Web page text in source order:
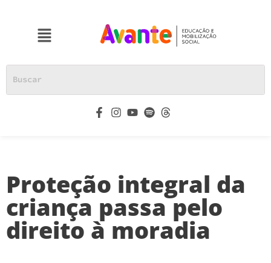
Proteção integral da
criança passa pelo
direito à moradia